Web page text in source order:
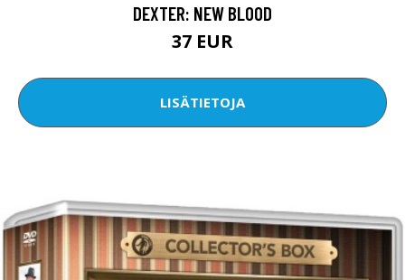
DEXTER: NEW BLOOD
37 EUR
LISÄTIETOJA